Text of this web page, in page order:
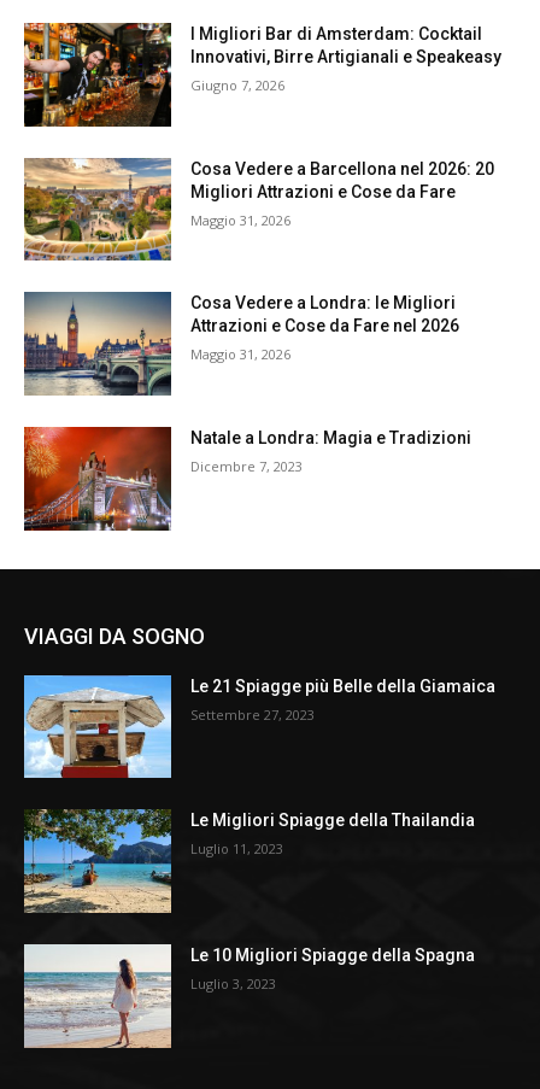
I Migliori Bar di Amsterdam: Cocktail
Innovativi, Birre Artigianali e Speakeasy
Giugno 7, 2026
Cosa Vedere a Barcellona nel 2026: 20
Migliori Attrazioni e Cose da Fare
Maggio 31, 2026
Cosa Vedere a Londra: le Migliori
Attrazioni e Cose da Fare nel 2026
Maggio 31, 2026
Natale a Londra: Magia e Tradizioni
Dicembre 7, 2023
VIAGGI DA SOGNO
Le 21 Spiagge più Belle della Giamaica
Settembre 27, 2023
Le Migliori Spiagge della Thailandia
Luglio 11, 2023
Le 10 Migliori Spiagge della Spagna
Luglio 3, 2023